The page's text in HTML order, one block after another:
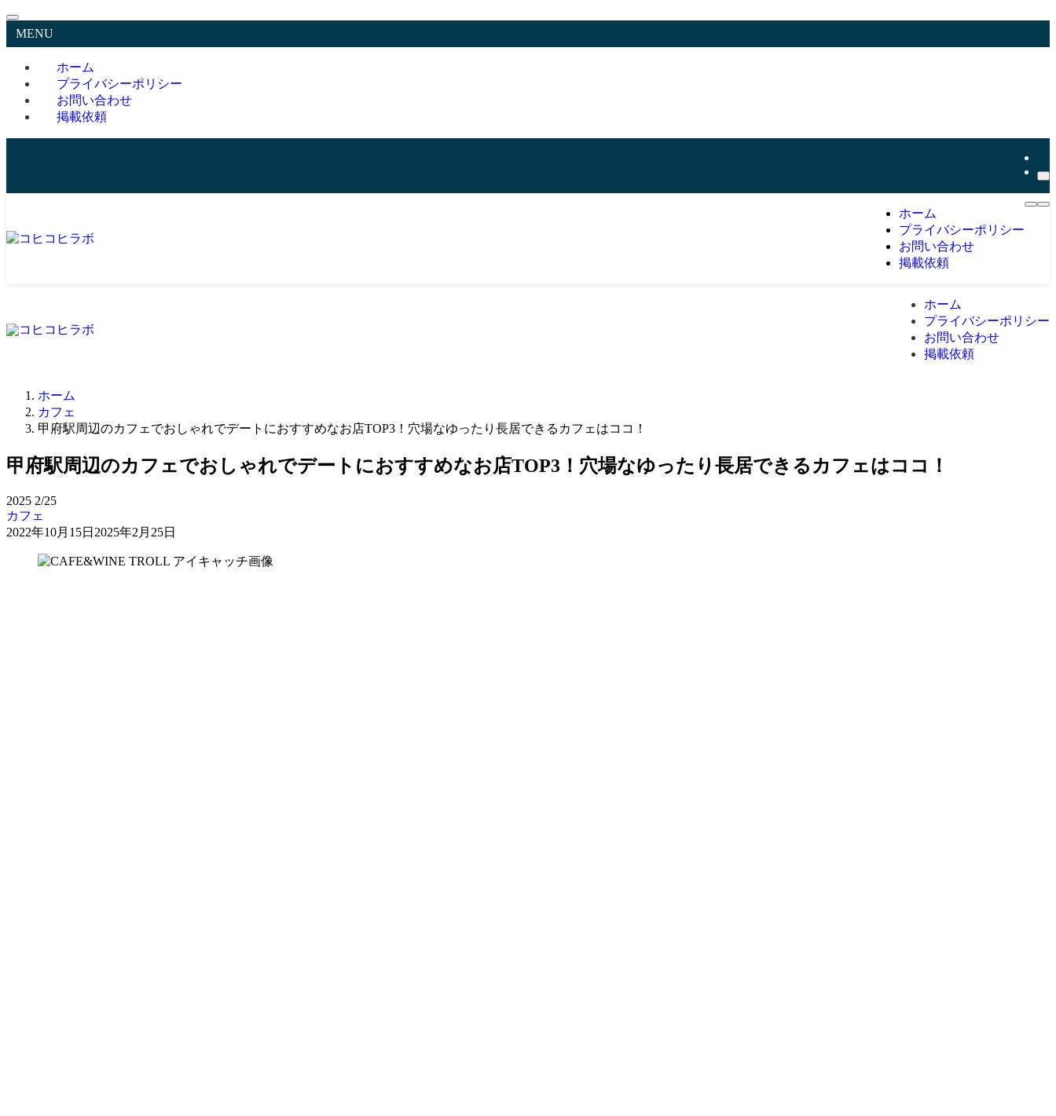
MENU
ホーム
プライバシーポリシー
お問い合わせ
掲載依頼
ホーム
プライバシーポリシー
お問い合わせ
掲載依頼
ホーム
プライバシーポリシー
お問い合わせ
掲載依頼
ホーム
カフェ
甲府駅周辺のカフェでおしゃれでデートにおすすめなお店TOP3！穴場なゆったり長居できるカフェはココ！
甲府駅周辺のカフェでおしゃれでデートにおすすめなお店TOP3！穴場なゆったり長居できるカフェはココ！
2025 2/25
カフェ
2022年10月15日 2025年2月25日